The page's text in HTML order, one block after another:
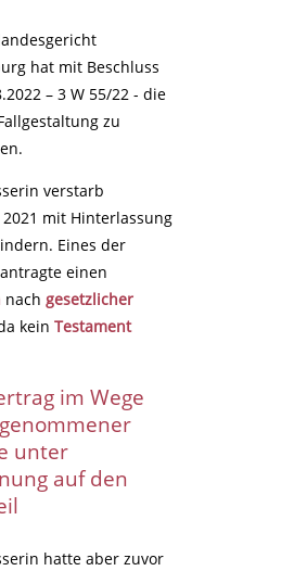
hat mit Beschluss
– 3 W 55/22 - die
zu
verstarb
mit Hinterlassung
Eines der
einen
nachgesetzlicher
keinTestament
im Wege
unter
auf den
hatte aber zuvor